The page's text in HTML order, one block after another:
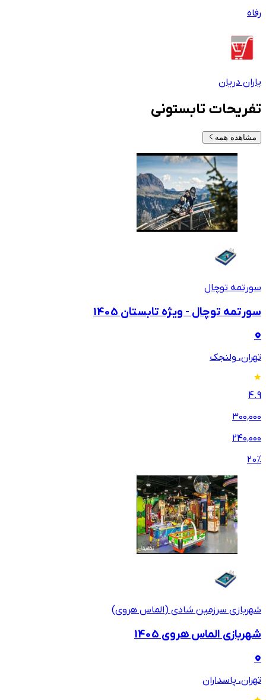
رفاه
یاران دریان
تفریحات تابستونی
مشاهده همه
سورتمه‌ توچال
سورتمه توچال - ویژه تابستان 1405
تهران، ولنجک
4.9
۳۰۰٬۰۰۰
۲۴۰٬۰۰۰
20%
شهربازی سرزمین شادی (الماس هروی)
شهربازی الماس هروی 1405
تهران، پاسداران